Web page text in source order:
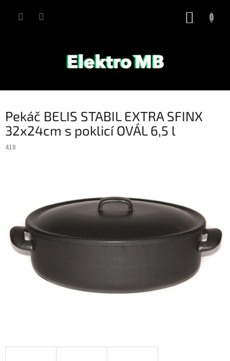
Pekáč BELIS STABIL EXTRA SFINX
32x24cm s poklicí OVÁL 6,5 l
418